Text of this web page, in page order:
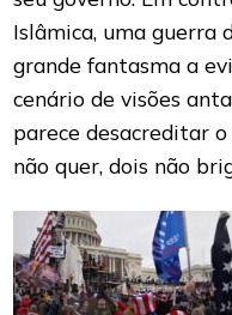
Islâmica, uma guerra
grande fantasma a
cenário de visões
parece desacreditar
não quer, dois não